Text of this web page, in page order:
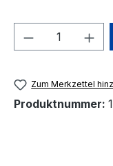
Produkt
Zum Merkzettel
Produktnummer: